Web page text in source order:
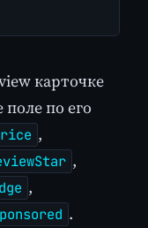
карточке
по его
,
,
,
.